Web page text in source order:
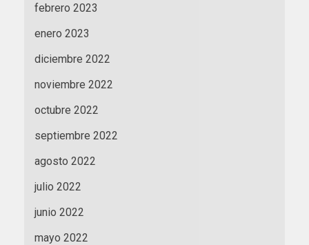
febrero 2023
enero 2023
diciembre 2022
noviembre 2022
octubre 2022
septiembre 2022
agosto 2022
julio 2022
junio 2022
mayo 2022